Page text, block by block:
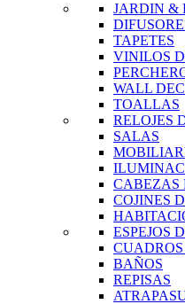
JARDIN &
TAPETES
VINILOS
WALL
TOALLAS
RELOJES
SALAS
CABEZAS
COJINES
ESPEJOS
BAÑOS
REPISAS